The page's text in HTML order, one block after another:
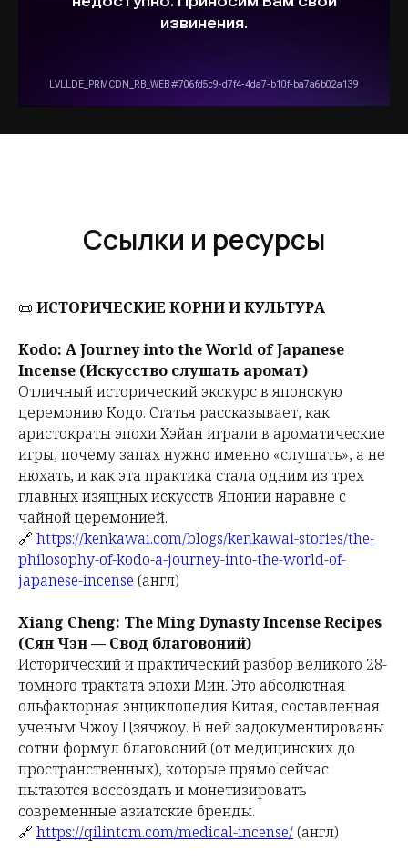
Ссылки и ресурсы
📜 ИСТОРИЧЕСКИЕ КОРНИ И КУЛЬТУРА
Kodo: A Journey into the World of Japanese
Incense (Искусство слушать аромат)
Отличный исторический экскурс в японскую
церемонию Кодо. Статья рассказывает, как
аристократы эпохи Хэйан играли в ароматические
игры, почему запах нужно именно «слушать», а не
нюхать, и как эта практика стала одним из трех
главных изящных искусств Японии наравне с
чайной церемонией.
🔗 https://kenkawai.com/blogs/kenkawai-stories/the-
philosophy-of-kodo-a-journey-into-the-world-of-
japanese-incense (англ)
Xiang Cheng: The Ming Dynasty Incense Recipes
(Сян Чэн — Свод благовоний)
Исторический и практический разбор великого 28-
томного трактата эпохи Мин. Это абсолютная
ольфакторная энциклопедия Китая, составленная
ученым Чжоу Цзячжоу. В ней задокументированы
сотни формул благовоний (от медицинских до
пространственных), которые прямо сейчас
пытаются воссоздать и монетизировать
современные азиатские бренды.
🔗 https://qilintcm.com/medical-incense/ (англ)